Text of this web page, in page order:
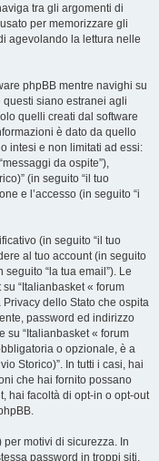
tra gli argomenti di
per memorizzare gli
agevolando la lettura nelle
phpBB mentre navighi su
questi siano estranei agli
quelli creati dal software
è dato da quello
intesi e non limitati ad essi:
da ospite”),
(in seguito “il tuo
e l’accesso (in seguito “i
(in seguito “il tuo
al tuo account (in seguito
“la tua email”). Le
“Italianbasket « forum
dello Stato che ospita
password ed indirizzo
su “Italianbasket « forum
o opzionale, è a
Storico)”. In tutti i casi, hai
che hai fornito possano
hai facoltà di opt-in o opt-out
motivi di sicurezza. In
password in troppi siti.